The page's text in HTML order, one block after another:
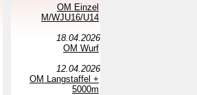
OM Einzel
M/WJU16/U14
18.04.2026
OM Wurf
12.04.2026
OM Langstaffel +
5000m